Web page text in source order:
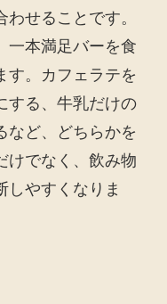
せることです。
一本満足バーを食
す。カフェラテを
する、牛乳だけの
など、どちらかを
けでなく、飲み物
しやすくなりま